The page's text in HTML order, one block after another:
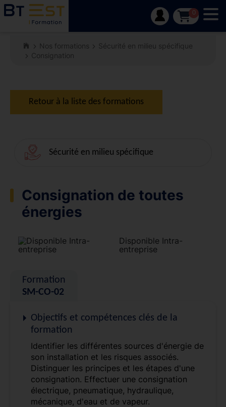
0
Nos formations
Sécurité en milieu spécifique
Consignation
Retour à la liste des formations
Sécurité en milieu spécifique
Consignation de toutes
énergies
Disponible Intra-
entreprise
Formation
SM-CO-02
Objectifs et compétences clés de la
formation
Identifier les différentes sources d'énergie de
son installation et les risques associés.
Distinguer les principes et les étapes d'une
consignation. Effectuer une consignation
électrique, pneumatique, hydraulique,
mécanique, d'eau et de vapeur.